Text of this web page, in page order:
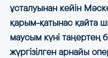
ұсталуынан кейін
қарым-қатынас қайта
маусым күні таңертең
жүргізілген арнайы